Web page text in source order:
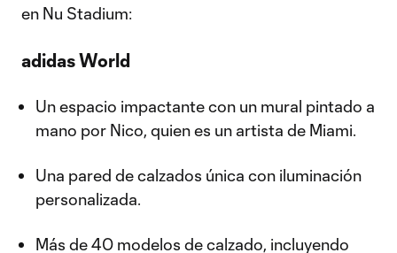
en Nu Stadium:
adidas World
Un espacio impactante con un mural pintado a
mano por Nico, quien es un artista de Miami.
Una pared de calzados única con iluminación
personalizada.
Más de 40 modelos de calzado, incluyendo